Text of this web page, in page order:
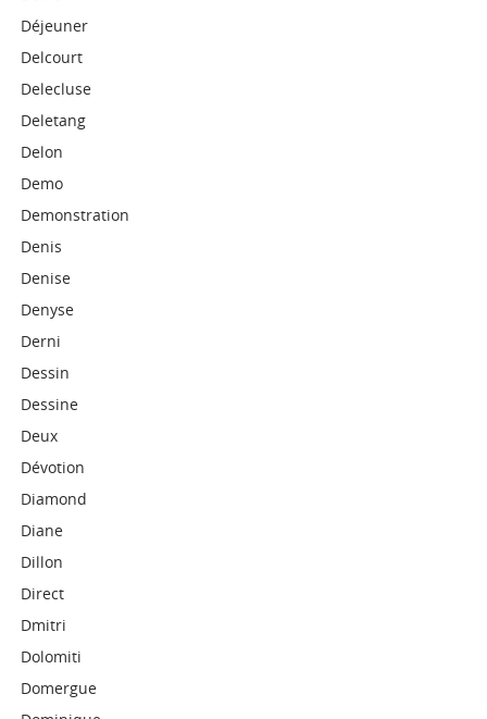
Déjeuner
Delcourt
Delecluse
Deletang
Delon
Demo
Demonstration
Denis
Denise
Denyse
Derni
Dessin
Dessine
Deux
Dévotion
Diamond
Diane
Dillon
Direct
Dmitri
Dolomiti
Domergue